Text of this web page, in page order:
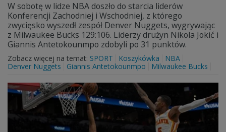
W sobotę w lidze NBA doszło do starcia liderów
Konferencji Zachodniej i Wschodniej, z którego
zwycięsko wyszedł zespół Denver Nuggets, wygrywając
z Milwaukee Bucks 129:106. Liderzy drużyn Nikola Jokić i
Giannis Antetokounmpo zdobyli po 31 punktów.
Zobacz więcej na temat: SPORT Koszykówka
NBA
Denver Nuggets
Giannis Antetokounmpo Milwaukee Bucks